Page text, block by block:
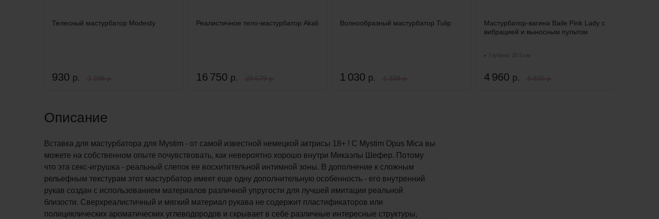
Телесный мастурбатор Modesty
930 р. 1 208 р.
Реалистичное тело-мастурбатор Akali
16 750 р. 20 679 р.
Волнообразный мастурбатор Tulip
1 030 р. 1 338 р.
Мастурбатор-вагина Baile Pink Lady с
вибрацией и выносным пультом
Глубина: 25.5 см
4 960 р. 5 835 р.
Описание
Вставка для мастурбатора для Mystim - от самой известной немецкой актрисы 18+ ! С Mystim Opus Mica вы
можете на собственном опыте почувствовать, как невероятно хорошо внутри Микаэлы Шефер. Потому
что эта секс-игрушка - реальный слепок ее восхитительной интимной зоны. В дополнение к сложным
рельефным текстурам этот мастурбатор имеет еще одну дополнительную особенность - его внутренний
рукав создан с использованием материалов различной упругости для лучшей имитации реальной
близости. Сверхреалистичный и мягкий материал рукава не содержит пластификаторов или
полициклических ароматических углеводородов и скрывает в себе различные интересные структуры,